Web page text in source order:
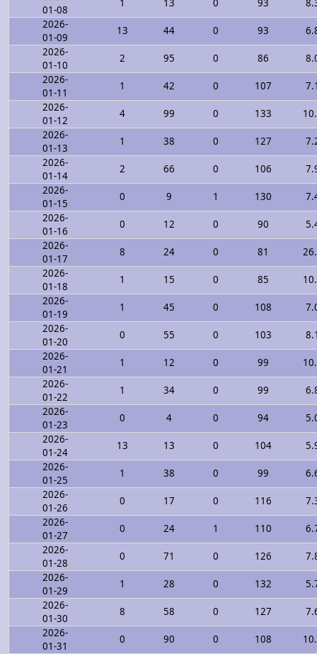
01-08
1 13 0 93
2026-
01-09
13 44 0 93
2026-
01-10
2 95 0 86
2026-
01-11
1 42 0 107
2026-
01-12
4 99 0 133
2026-
01-13
1 38 0 127
2026-
01-14
2 66 0 106
2026-
01-15
0 9 1 130
2026-
01-16
0 12 0 90
2026-
01-17
8 24 0 81
2026-
01-18
1 15 0 85
2026-
01-19
1 45 0 108
2026-
01-20
0 55 0 103
2026-
01-21
1 12 0 99
2026-
01-22
1 34 0 99
2026-
01-23
0 4 0 94
2026-
01-24
13 13 0 104
2026-
01-25
1 38 0 99
2026-
01-26
0 17 0 116
2026-
01-27
0 24 1 110
2026-
01-28
0 71 0 126
2026-
01-29
1 28 0 132
2026-
01-30
8 58 0 127
2026-
01-31
0 90 0 108